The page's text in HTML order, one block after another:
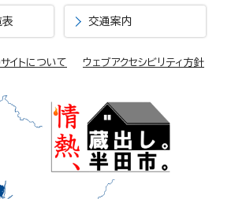
表 交通案内
イトについて ウェブアクセシビリティ方針